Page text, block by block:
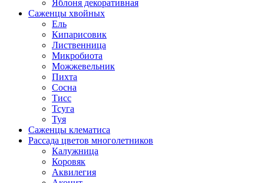
Яблоня декоративная
Саженцы хвойных
Ель
Кипарисовик
Лиственница
Микробиота
Можжевельник
Пихта
Сосна
Тисс
Тсуга
Туя
Саженцы клематиса
Рассада цветов многолетников
Калужница
Коровяк
Аквилегия